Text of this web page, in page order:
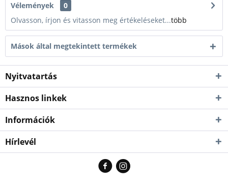
Vélemények
0
Olvasson, írjon és vitasson meg értékeléseket...több
Mások által megtekintett termékek
Nyitvatartás
Hasznos linkek
Információk
Hírlevél